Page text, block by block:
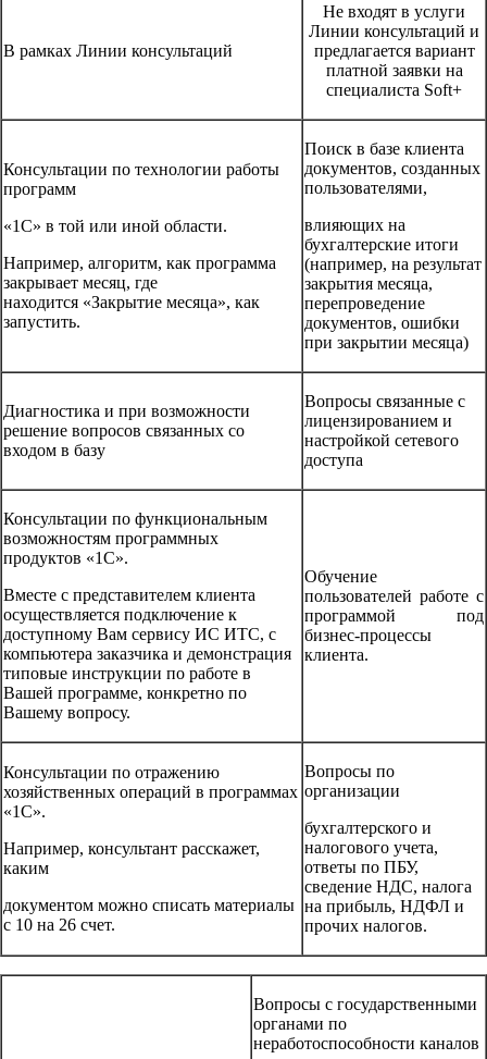
В рамках Линии консультаций
Не входят в услуги
Линии консультаций и
предлагается вариант
платной заявки на
специалиста Soft+
Консультации по технологии работы
программ
«1С» в той или иной области.
Например, алгоритм, как программа
закрывает месяц, где
находится «Закрытие месяца», как
запустить.
Поиск в базе клиента
документов, созданных
пользователями,
влияющих на
бухгалтерские итоги
(например, на результат
закрытия месяца,
перепроведение
документов, ошибки
при закрытии месяца)
Диагностика и при возможности
решение вопросов связанных со
входом в базу
Вопросы связанные с
лицензированием и
настройкой сетевого
доступа
Консультации по функциональным
возможностям программных
продуктов «1С».
Вместе с представителем клиента
осуществляется подключение к
доступному Вам сервису ИС ИТС, с
компьютера заказчика и демонстрация
типовые инструкции по работе в
Вашей программе, конкретно по
Вашему вопросу.
Обучение
пользователей работе с
программой под
бизнес-процессы
клиента.
Консультации по отражению
хозяйственных операций в программах
«1С».
Например, консультант расскажет,
каким
документом можно списать материалы
с 10 на 26 счет.
Вопросы по
организации
бухгалтерского и
налогового учета,
ответы по ПБУ,
сведение НДС, налога
на прибыль, НДФЛ и
прочих налогов.
Вопросы с государственными
органами по
неработоспособности каналов